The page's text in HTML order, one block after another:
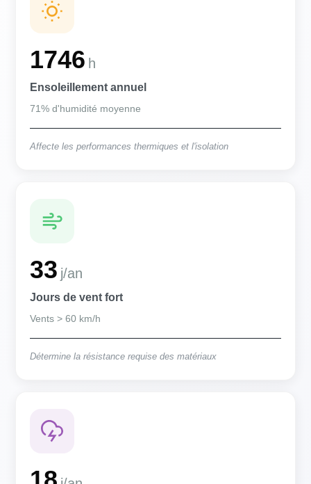
1746 h
Ensoleillement annuel
71% d'humidité moyenne
Affecte les performances thermiques et l'isolation
33 j/an
Jours de vent fort
Vents > 60 km/h
Détermine la résistance requise des matériaux